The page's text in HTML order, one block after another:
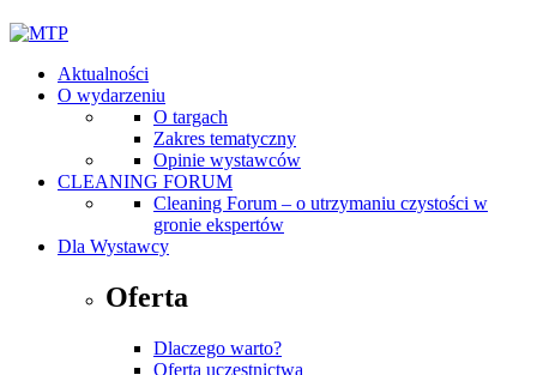
Aktualności
O wydarzeniu
O targach
Zakres tematyczny
Opinie wystawców
CLEANING FORUM
Cleaning Forum – o utrzymaniu czystości w
gronie ekspertów
Dla Wystawcy
Oferta
Dlaczego warto?
Oferta uczestnictwa